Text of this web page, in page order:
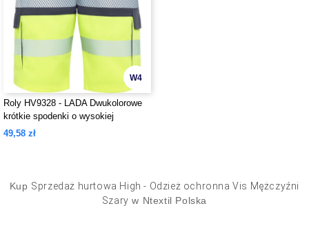
W4
Roly HV9328 - LADA Dwukolorowe
krótkie spodenki o wysokiej
widoczności z wieloma kieszeniami
49,58 zł
Kup Sprzedaż hurtowa High - Odzież ochronna Vis Mężczyźni
Szary w Ntextil Polska